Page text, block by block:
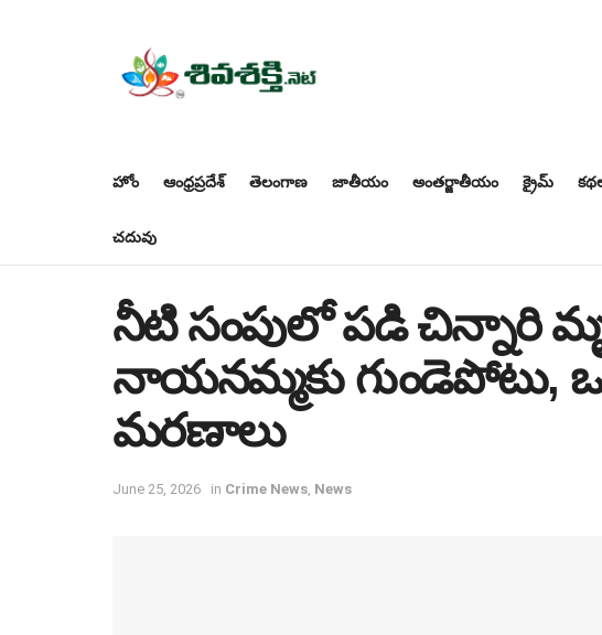
హోం ఆంధ్రప్రదేశ్ తెలంగాణ జాతీయం అంతర్జాతీయం క్రైమ్
చదువు
నీటి సంపులో పడి చిన్నారి
నాయనమ్మకు గుండెపోటు,
మరణాలు
June 25, 2026 in Crime News News